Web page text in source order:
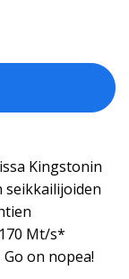
Kingstonin
seikkailijoiden
Mt/s*
on nopea!